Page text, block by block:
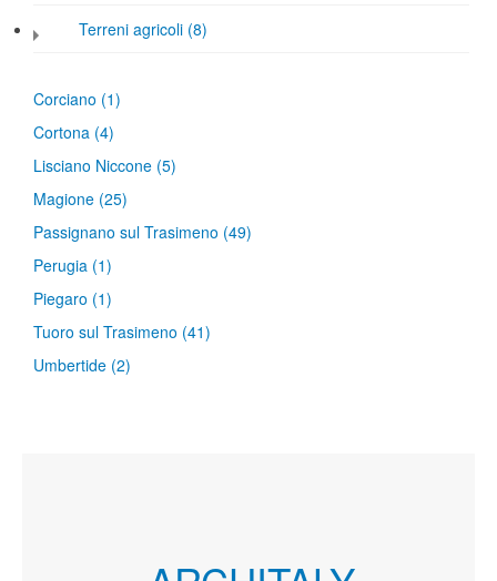
Terreni agricoli (8)
Corciano (1)
Cortona (4)
Lisciano Niccone (5)
Magione (25)
Passignano sul Trasimeno (49)
Perugia (1)
Piegaro (1)
Tuoro sul Trasimeno (41)
Umbertide (2)